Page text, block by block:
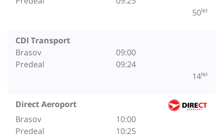
50lei
CDI Transport
Brasov
Predeal
09:00
09:24
14lei
Direct Aeroport
Brasov
Predeal
10:00
10:25